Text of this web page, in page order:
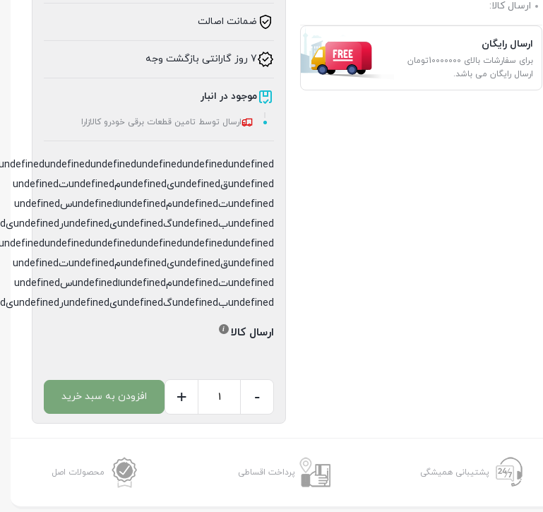
ارسال کالا:
ارسال رایگان
برای سفارشات بالای 10000000تومان
ارسال رایگان می باشد.
ضمانت اصالت
7 روز گارانتی بازگشت وجه
موجود در انبار
ارسال توسط تامین قطعات برقی خودرو کالازارا
undefinedundefinedundefinedundefined
undefinedقundefinedیundefinedمundefinedتundefined
undefinedتundefinedمundefinedاundefinedسundefined
undefinedبundefinedگundefinedیundefinedرundefinedیundefinedدundefined
undefinedundefinedundefinedundefined
undefinedقundefinedیundefinedمundefinedتundefined
undefinedتundefinedمundefinedاundefinedسundefined
undefinedبundefinedگundefinedیundefinedرundefinedیundefinedدundefined
ارسال کالا
موتور
-
+ افزودن به سبد خرید
پشتیبانی همیشگی پرداخت اقساطی محصولات اصل